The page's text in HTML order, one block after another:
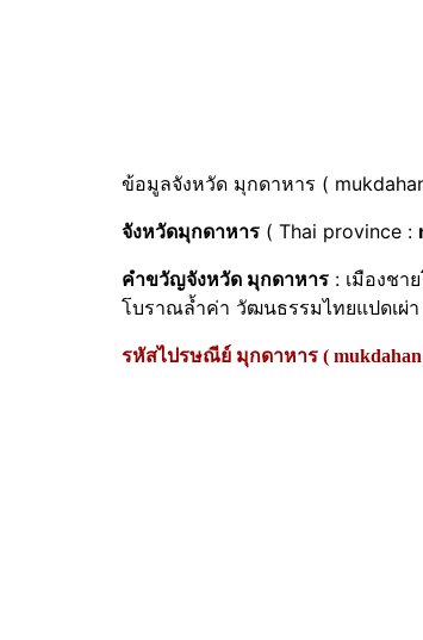
ข้อมูลจังหวัด มุกดาหาร (
จังหวัดมุกดาหาร ( Thai province :
คำขวัญจังหวัด มุกดาหาร : เมืองชา
โบราณล้ำค่า วัฒนธรรมไทยแปดเผ่า
รหัสไปรษณีย์ มุกดาหาร ( mukdahan